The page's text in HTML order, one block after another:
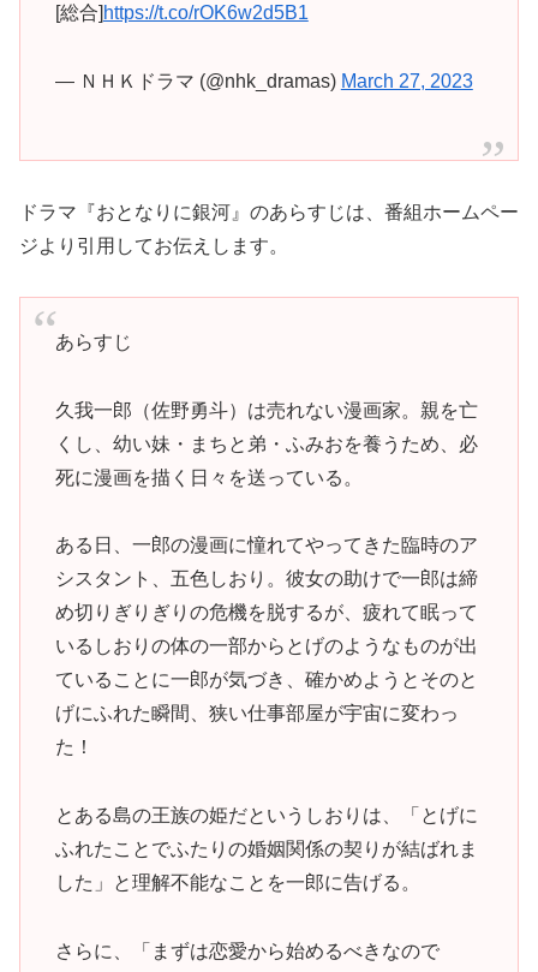
[総合] https://t.co/rOK6w2d5B1
— ＮＨＫドラマ (@nhk_dramas) March 27, 2023
ドラマ『おとなりに銀河』のあらすじは、番組ホームペー
ジより引用してお伝えします。
あらすじ
久我一郎（佐野勇斗）は売れない漫画家。親を亡
くし、幼い妹・まちと弟・ふみおを養うため、必
死に漫画を描く日々を送っている。
ある日、一郎の漫画に憧れてやってきた臨時のア
シスタント、五色しおり。彼女の助けで一郎は締
め切りぎりぎりの危機を脱するが、疲れて眠って
いるしおりの体の一部からとげのようなものが出
ていることに一郎が気づき、確かめようとそのと
げにふれた瞬間、狭い仕事部屋が宇宙に変わっ
た！
とある島の王族の姫だというしおりは、「とげに
ふれたことでふたりの婚姻関係の契りが結ばれま
した」と理解不能なことを一郎に告げる。
さらに、「まずは恋愛から始めるべきなので